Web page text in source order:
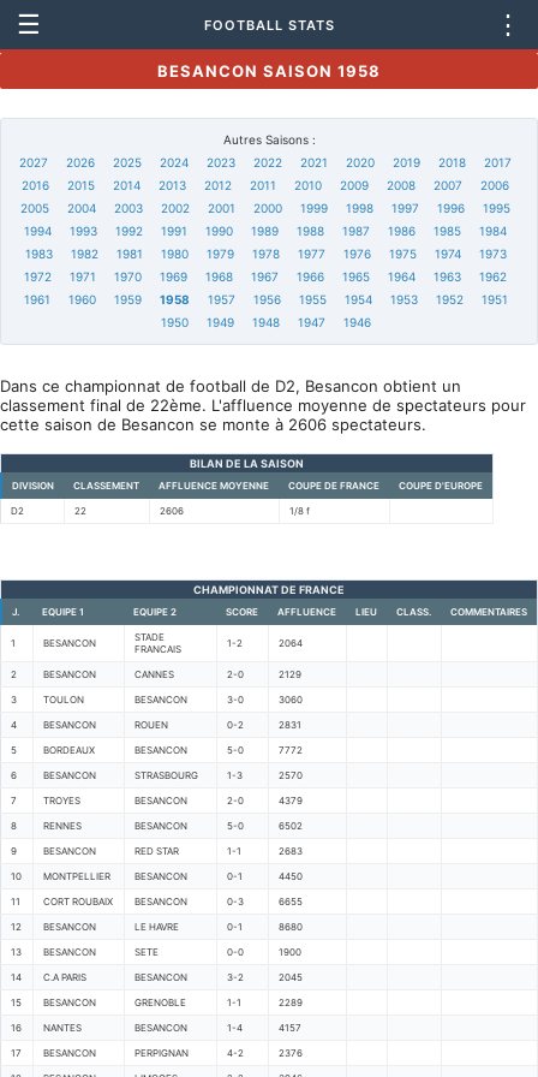
☰ FOOTBALL STATS ⋮
BESANCON SAISON 1958
Autres Saisons :
2027
2026 2025 2024 2023 2022 2021 2020 2019 2018
2017
2016
2015 2014 2013 2012 2011 2010 2009 2008 2007
2006
2005
2004 2003 2002 2001 2000 1999 1998 1997 1996
1995
1994
1993 1992 1991 1990 1989 1988 1987 1986 1985
1984
1983
1982 1981 1980 1979 1978 1977 1976 1975 1974
1973
1972
1971 1970 1969 1968 1967 1966 1965 1964 1963
1962
1961
1960 1959 1958 1957 1956 1955 1954 1953 1952
1951
1950
1949 1948 1947 1946
Dans ce championnat de football de D2, Besancon obtient un
classement final de 22ème. L'affluence moyenne de spectateurs pour
cette saison de Besancon se monte à 2606 spectateurs.
BILAN DE LA SAISON
DIVISION CLASSEMENT AFFLUENCE MOYENNE COUPE DE FRANCE COUPE D'EUROPE
D2 22 2606 1/8 f
CHAMPIONNAT DE FRANCE
J. EQUIPE 1 EQUIPE 2 SCORE AFFLUENCE LIEU CLASS. COMMENTAIRES
1 BESANCON
STADE
FRANCAIS
1-2 2064
2 BESANCON CANNES 2-0 2129
3 TOULON BESANCON 3-0 3060
4 BESANCON ROUEN 0-2 2831
5 BORDEAUX BESANCON 5-0 7772
6 BESANCON STRASBOURG 1-3 2570
7 TROYES BESANCON 2-0 4379
8 RENNES BESANCON 5-0 6502
9 BESANCON RED STAR 1-1 2683
10 MONTPELLIER BESANCON 0-1 4450
11 CORT ROUBAIX BESANCON 0-3 6655
12 BESANCON LE HAVRE 0-1 8680
13 BESANCON SETE 0-0 1900
14 C.A PARIS BESANCON 3-2 2045
15 BESANCON GRENOBLE 1-1 2289
16 NANTES BESANCON 1-4 4157
17 BESANCON PERPIGNAN 4-2 2376